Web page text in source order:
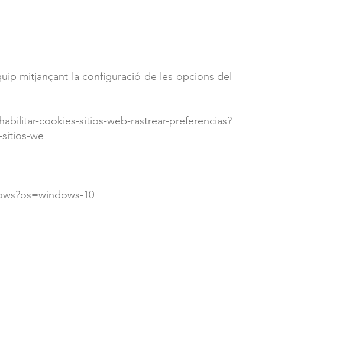
mitjançant la configuració de les opcions del
cookies-sitios-web-rastrear-preferencias?
we
10